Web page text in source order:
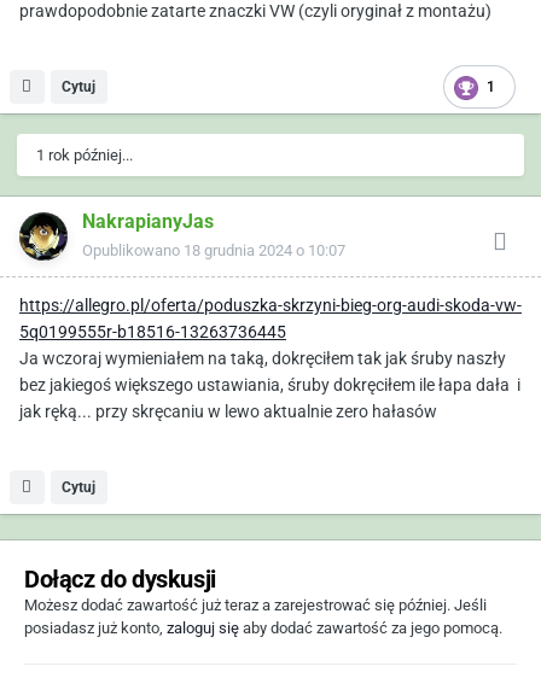
prawdopodobnie zatarte znaczki VW (czyli oryginał z montażu)
1
Cytuj
1 rok później...
NakrapianyJas
Opublikowano 18 grudnia 2024 o 10:07
https://allegro.pl/oferta/poduszka-skrzyni-bieg-org-audi-skoda-vw-
5q0199555r-b18516-13263736445
Ja wczoraj wymieniałem na taką, dokręciłem tak jak śruby naszły
bez jakiegoś większego ustawiania, śruby dokręciłem ile łapa dała i
jak ręką... przy skręcaniu w lewo aktualnie zero hałasów
Cytuj
Dołącz do dyskusji
Możesz dodać zawartość już teraz a zarejestrować się później. Jeśli
posiadasz już konto, zaloguj się aby dodać zawartość za jego pomocą.